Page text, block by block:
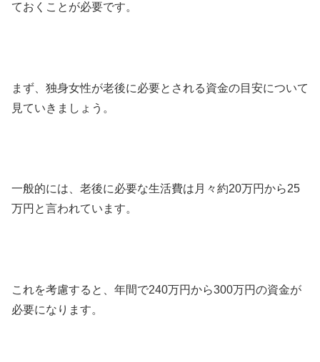
ておくことが必要です。
まず、独身女性が老後に必要とされる資金の目安について
見ていきましょう。
一般的には、老後に必要な生活費は月々約20万円から25
万円と言われています。
これを考慮すると、年間で240万円から300万円の資金が
必要になります。